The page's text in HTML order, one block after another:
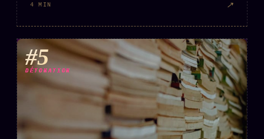
4 MIN ↗
#5
DÉTONATION